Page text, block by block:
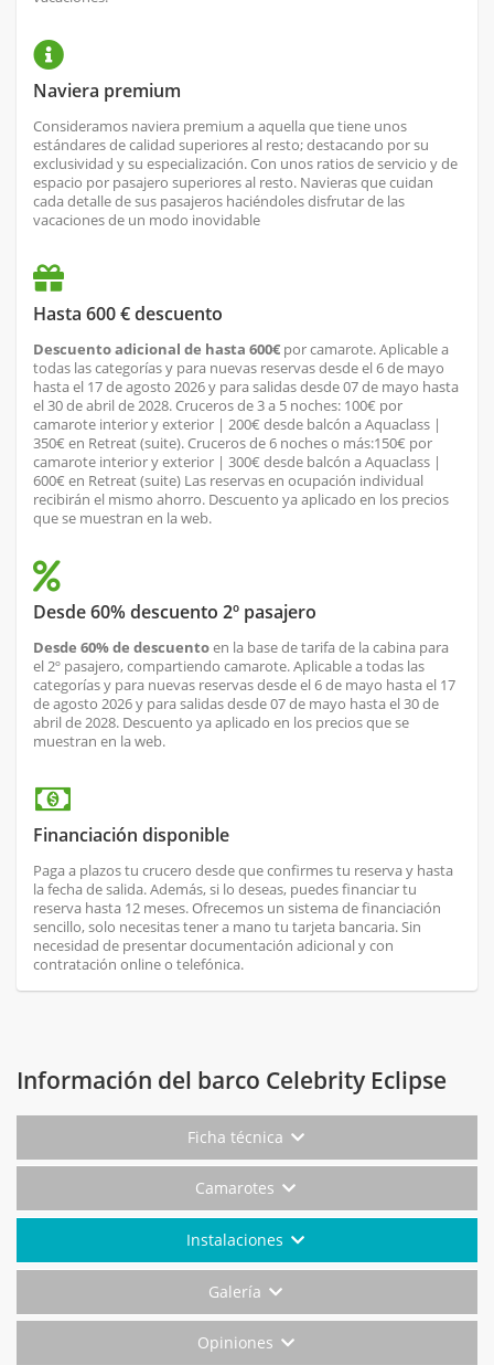
Naviera premium
Consideramos naviera premium a aquella que tiene unos
estándares de calidad superiores al resto; destacando por su
exclusividad y su especialización. Con unos ratios de servicio y de
espacio por pasajero superiores al resto. Navieras que cuidan
cada detalle de sus pasajeros haciéndoles disfrutar de las
vacaciones de un modo inovidable
Hasta 600 € descuento
Descuento adicional de hasta 600€ por camarote. Aplicable a
todas las categorías y para nuevas reservas desde el 6 de mayo
hasta el 17 de agosto 2026 y para salidas desde 07 de mayo hasta
el 30 de abril de 2028. Cruceros de 3 a 5 noches: 100€ por
camarote interior y exterior | 200€ desde balcón a Aquaclass |
350€ en Retreat (suite). Cruceros de 6 noches o más:150€ por
camarote interior y exterior | 300€ desde balcón a Aquaclass |
600€ en Retreat (suite) Las reservas en ocupación individual
recibirán el mismo ahorro. Descuento ya aplicado en los precios
que se muestran en la web.
Desde 60% descuento 2º pasajero
Desde 60% de descuentoen la base de tarifa de la cabina para
el 2º pasajero, compartiendo camarote. Aplicable a todas las
categorías y para nuevas reservas desde el 6 de mayo hasta el 17
de agosto 2026 y para salidas desde 07 de mayo hasta el 30 de
abril de 2028. Descuento ya aplicado en los precios que se
muestran en la web.
Financiación disponible
Paga a plazos tu crucero desde que confirmes tu reserva y hasta
la fecha de salida. Además, si lo deseas, puedes financiar tu
reserva hasta 12 meses. Ofrecemos un sistema de financiación
sencillo, solo necesitas tener a mano tu tarjeta bancaria. Sin
necesidad de presentar documentación adicional y con
contratación online o telefónica.
Información del barco Celebrity Eclipse
Ficha técnica
Camarotes
Instalaciones
Galería
Opiniones